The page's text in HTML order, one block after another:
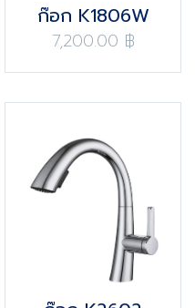
ก๊อก K1806W
7,200.00 ฿